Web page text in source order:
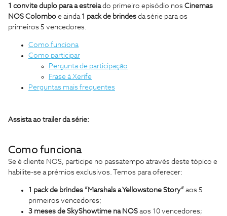
1 convite duplo para a estreiado primeiro episódio nos Cinemas
NOS Colombo e ainda1 pack de brindes da série para os
primeiros 5 vencedores.
Como funciona
Como participar
Pergunta de participação
Frase à Xerife
Perguntas mais frequentes
Assista ao trailer da série:
Como funciona
Se é cliente NOS, participe no passatempo através deste tópico e
habilite-se a prémios exclusivos. Temos para oferecer:
1 pack de brindes “Marshals a Yellowstone Story” aos 5
primeiros vencedores;
3 meses de SkyShowtime na NOS aos 10 vencedores;